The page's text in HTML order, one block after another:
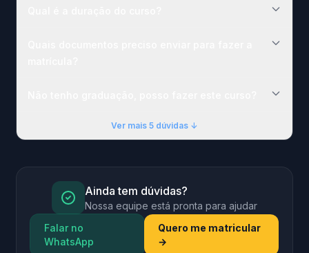
Ver mais 5 dúvidas ↓
Ainda tem dúvidas?
Nossa equipe está pronta para ajudar
Falar no
WhatsApp
Quero me matricular
→